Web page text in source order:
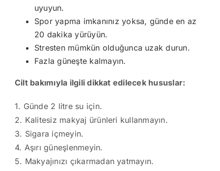
uyuyun.
Spor yapma imkanınız yoksa, günde en az
20 dakika yürüyün.
Stresten mümkün olduğunca uzak durun.
Fazla güneşte kalmayın.
Cilt bakımıyla ilgili dikkat edilecek hususlar:
1. Günde 2 litre su için.
2. Kalitesiz makyaj ürünleri kullanmayın.
3. Sigara içmeyin.
4. Aşırı güneşlenmeyin.
5. Makyajınızı çıkarmadan yatmayın.